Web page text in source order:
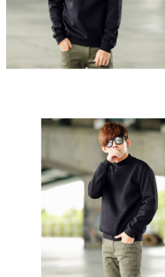
是否繳費成功／繳費後需取消欲退款等相關疑
客戶支援中心」https://
【注意事項】
１．透過由恩沛科技股份有限公司提供之「
易，需依本服務之必要範圍內提供個人資料，
權轉讓予恩沛科技股份有限公司。
４．使用「AFTEE先享後付」時，將依據個別
時審查核予不同之上限額度；若仍有額度不足
請求用戶進行身份認證。
５．嚴禁一人註冊多個帳號或使用他人資訊註
恩沛科技股份有限公司將有權停止該用戶之使
每筆NT$80，滿NT$1,800(含以上)免運費
每筆NT$120，滿NT$3,000(含以上)免運費